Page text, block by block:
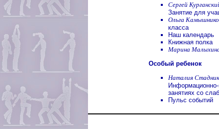
Сергей
Занятие для
Ольга
класса
Наш календарь
Книжная полка
Марина
Особый ребенок
Наталия
Информационно-
занятиях со
Пульс событий